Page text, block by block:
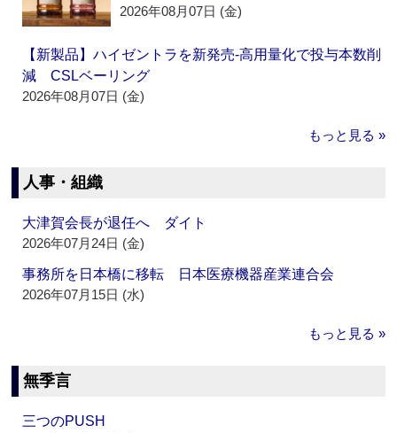
2026年08月07日 (金)
【新製品】ハイゼントラを新発売‐高用量化で投与本数削
減 CSLベーリング
2026年08月07日 (金)
もっと見る »
人事・組織
大津賀会長が退任へ ダイト
2026年07月24日 (金)
事務所を日本橋に移転 日本医療機器産業連合会
2026年07月15日 (水)
もっと見る »
無季言
三つのPUSH